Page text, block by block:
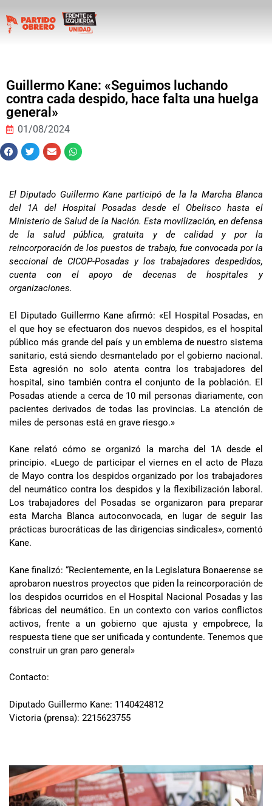
Guillermo Kane: «Seguimos luchando
contra cada despido, hace falta una huelga
general»
01/08/2024
El Diputado Guillermo Kane participó de la la Marcha Blanca
del 1A del Hospital Posadas desde el Obelisco hasta el
Ministerio de Salud de la Nación. Esta movilización, en defensa
de la salud pública, gratuita y de calidad y por la
reincorporación de los puestos de trabajo, fue convocada por la
seccional de CICOP-Posadas y los trabajadores despedidos,
cuenta con el apoyo de decenas de hospitales y
organizaciones.
El Diputado Guillermo Kane afirmó: «El Hospital Posadas, en
el que hoy se efectuaron dos nuevos despidos, es el hospital
público más grande del país y un emblema de nuestro sistema
sanitario, está siendo desmantelado por el gobierno nacional.
Esta agresión no solo atenta contra los trabajadores del
hospital, sino también contra el conjunto de la población. El
Posadas atiende a cerca de 10 mil personas diariamente, con
pacientes derivados de todas las provincias. La atención de
miles de personas está en grave riesgo.»
Kane relató cómo se organizó la marcha del 1A desde el
principio. «Luego de participar el viernes en el acto de Plaza
de Mayo contra los despidos organizado por los trabajadores
del neumático contra los despidos y la flexibilización laboral.
Los trabajadores del Posadas se organizaron para preparar
esta Marcha Blanca autoconvocada, en lugar de seguir las
prácticas burocráticas de las dirigencias sindicales», comentó
Kane.
Kane finalizó: “Recientemente, en la Legislatura Bonaerense se
aprobaron nuestros proyectos que piden la reincorporación de
los despidos ocurridos en el Hospital Nacional Posadas y las
fábricas del neumático. En un contexto con varios conflictos
activos, frente a un gobierno que ajusta y empobrece, la
respuesta tiene que ser unificada y contundente. Tenemos que
construir un gran paro general»
Contacto:
Diputado Guillermo Kane: 1140424812
Victoria (prensa): 2215623755